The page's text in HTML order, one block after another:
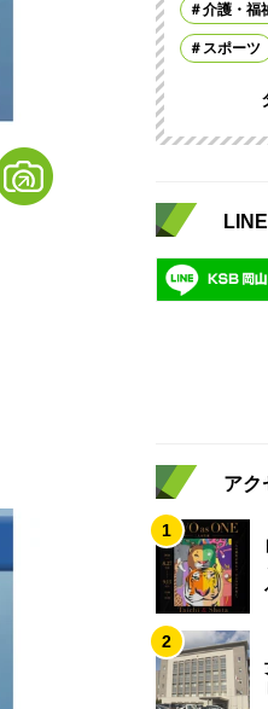
介護・福
スポーツ
アク
1
2